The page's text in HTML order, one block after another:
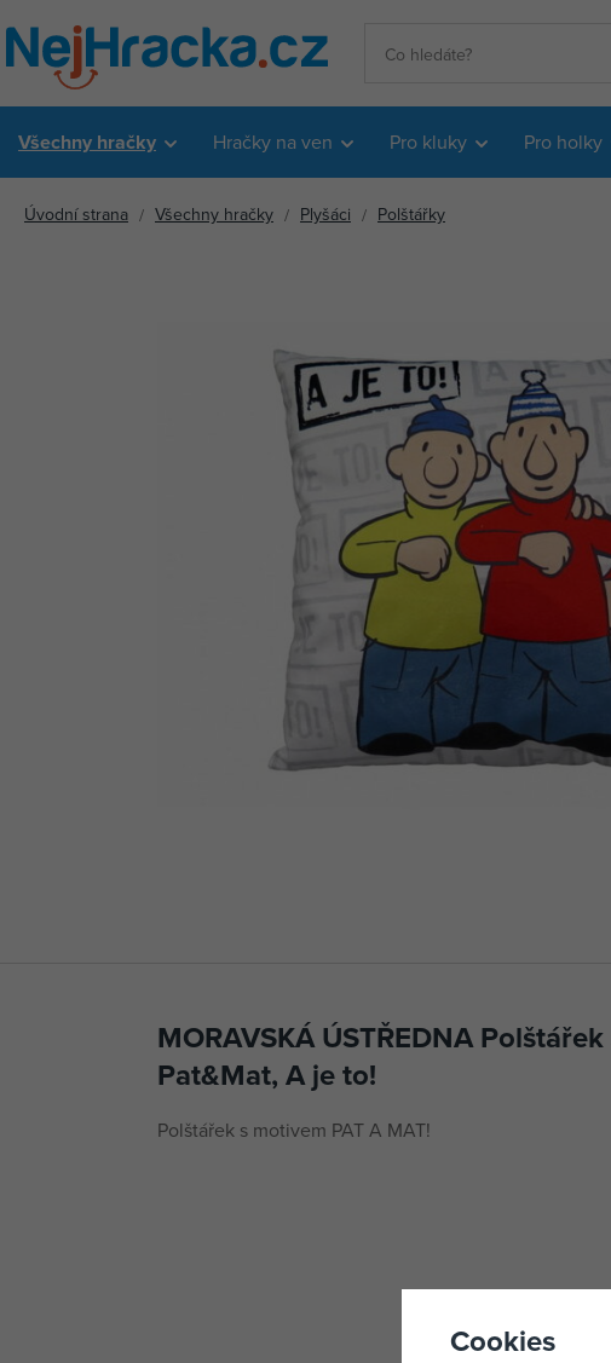
Všechny hračky Hračky na ven Pro kluky Pro holky
Úvodní strana Všechny hračky Plyšáci Polštářky
MORAVSKÁ ÚSTŘEDNA
Pat&Mat, A je to!
Polštářek s motivem PAT A MAT!
Cookies